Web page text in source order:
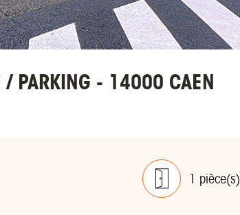
PARKING - 14000 CAEN
1 pièce(s)